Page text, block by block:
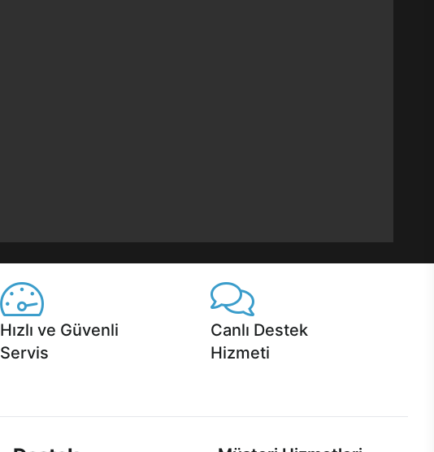
Hızlı ve Güvenli
Servis
Canlı Destek
Hizmeti